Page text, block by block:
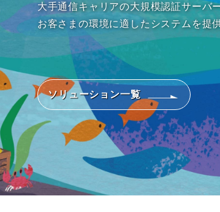
大手通信キャリアの大規模認証サーバ
お客さまの環境に適したシステムを提
ソリューション一覧